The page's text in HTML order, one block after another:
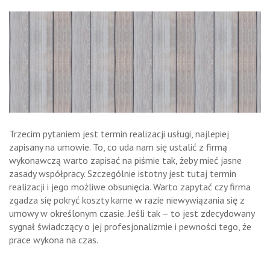
Trzecim pytaniem jest termin realizacji usługi, najlepiej
zapisany na umowie. To, co uda nam się ustalić z firmą
wykonawczą warto zapisać na piśmie tak, żeby mieć jasne
zasady współpracy. Szczególnie istotny jest tutaj termin
realizacji i jego możliwe obsunięcia. Warto zapytać czy firma
zgadza się pokryć koszty karne w razie niewywiązania się z
umowy w określonym czasie. Jeśli tak – to jest zdecydowany
sygnał świadczący o jej profesjonalizmie i pewności tego, że
prace wykona na czas.